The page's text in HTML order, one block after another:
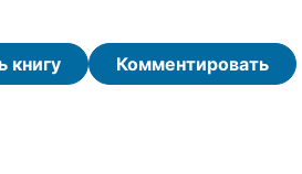
книгу Комментировать